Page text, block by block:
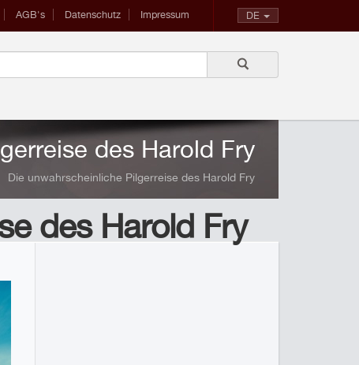
DE
AGB's Datenschutz Impressum
des Harold Fry
Die unwahrscheinliche Pilgerreise des Harold Fry
des Harold Fry